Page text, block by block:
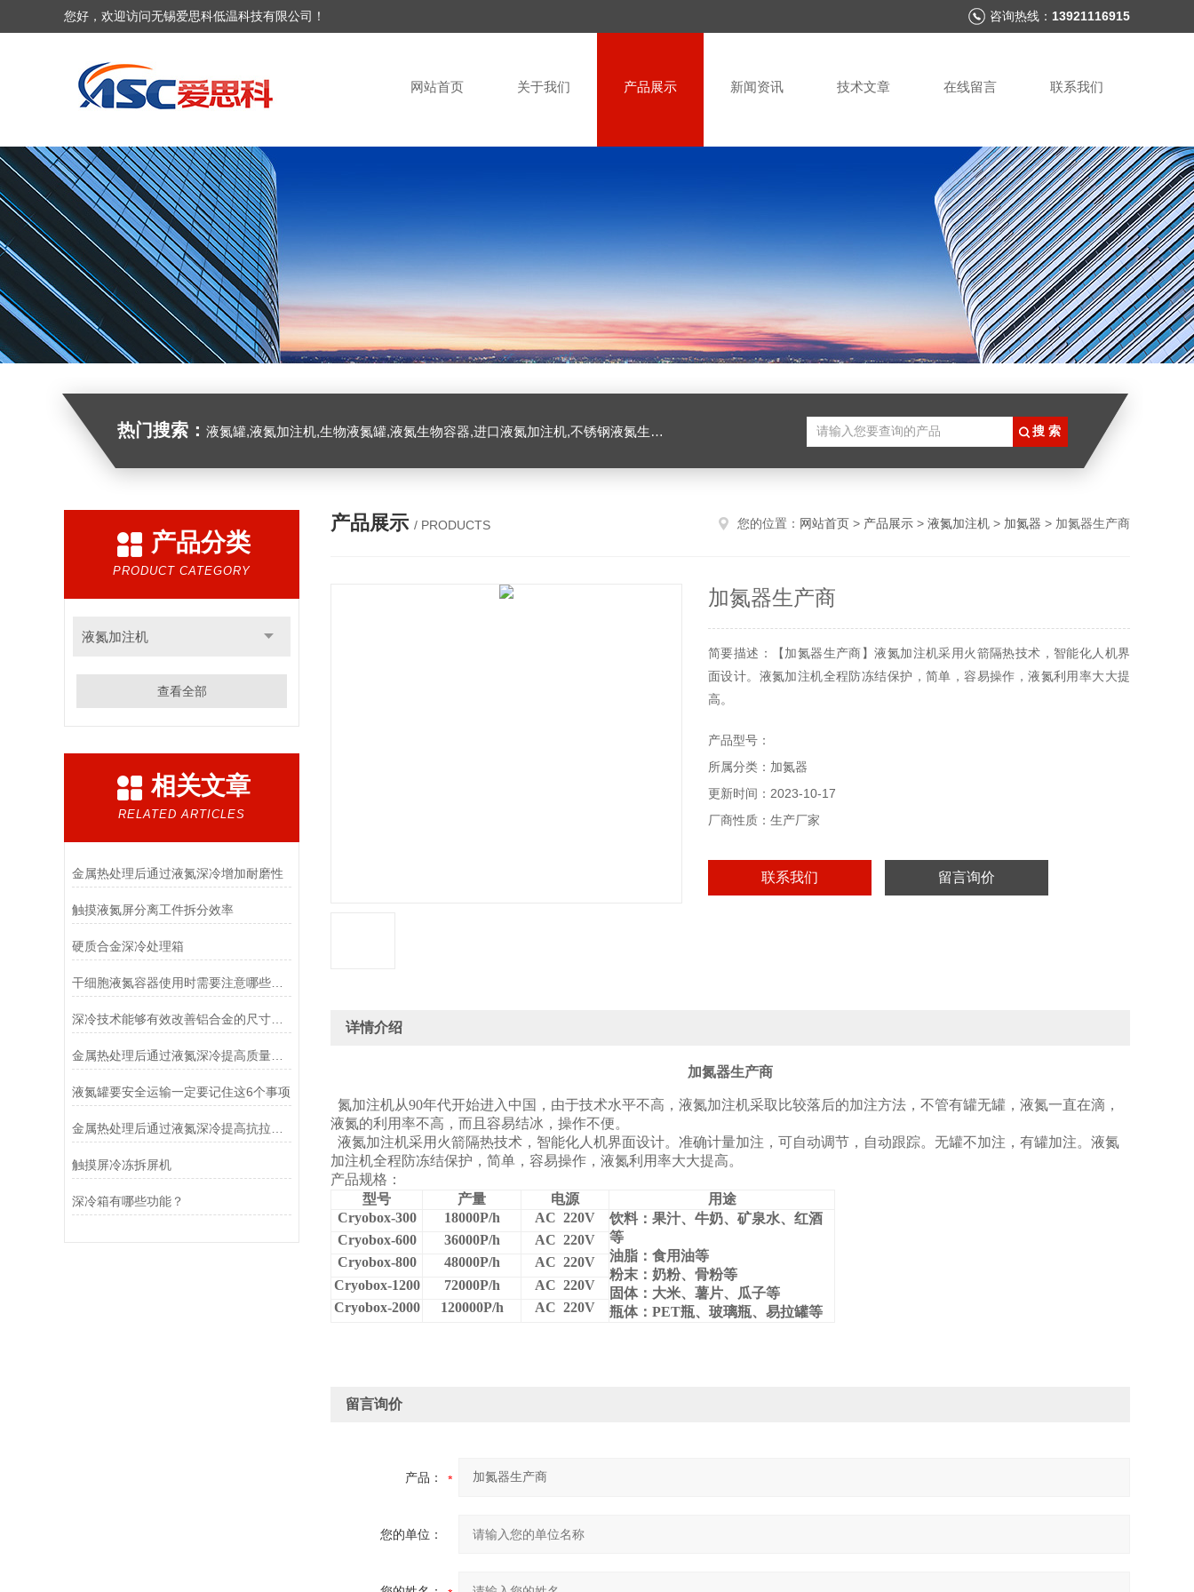
您好，欢迎访问无锡爱思科低温科技有限公司！ 咨询热线： 13921116915
网站首页 关于我们 产品展示 新闻资讯 技术文章 在线留言 联系我们
热门搜索： 液氮罐,液氮加注机,生物液氮罐,液氮生物容器,进口液氮加注机,不锈钢液氮生物容器
产品分类
PRODUCT CATEGORY
液氮加注机
查看全部
相关文章
RELATED ARTICLES
金属热处理后通过液氮深冷增加耐磨性
触摸液氮屏分离工件拆分效率
硬质合金深冷处理箱
干细胞液氮容器使用时需要注意哪些事情嘛？
深冷技术能够有效改善铝合金的尺寸稳定性，提高零件精度
金属热处理后通过液氮深冷提高质量、延长寿命、降低生产成本
液氮罐要安全运输一定要记住这6个事项
​触摸屏冷冻拆屏机
深冷箱有哪些功能？
产品展示 / PRODUCTS 您的位置： 网站首页 > 产品展示 > 液氮加注机 > 加氮器 > 加氮器生产商
加氮器生产商
简要描述：【加氮器生产商】液氮加注机采用火箭隔热技术，智能化人机界
面设计。液氮加注机全程防冻结保护，简单，容易操作，液氮利用率大大提
高。
产品型号：
所属分类：加氮器
更新时间：2023-10-17
厂商性质：生产厂家
联系我们 留言询价
详情介绍
加氮器生产商
氮加注机从90年代开始进入中国，由于技术水平不高，液氮加注机采取比较落后的加注方法，不管有罐无罐，液氮一直在滴，
液氮的利用率不高，而且容易结冰，操作不便。
液氮加注机采用火箭隔热技术，智能化人机界面设计。准确计量加注，可自动调节，自动跟踪。无罐不加注，有罐加注。液氮
加注机全程防冻结保护，简单，容易操作，液氮利用率大大提高。
产品规格：
型号
产量 电源
用途
Cryobox-300
18000P/h AC 220V
饮料：果汁、牛奶、矿泉水、红酒
等
油脂：食用油等
粉末：奶粉、骨粉等
固体：大米、薯片、瓜子等
瓶体：PET瓶、玻璃瓶、易拉罐等
Cryobox-600 36000P/h
AC 220V
Cryobox-800
48000P/h
AC 220V
Cryobox-1200
72000P/h
AC 220V
Cryobox-2000
120000P/h AC 220V
留言询价
产品：
您的单位：